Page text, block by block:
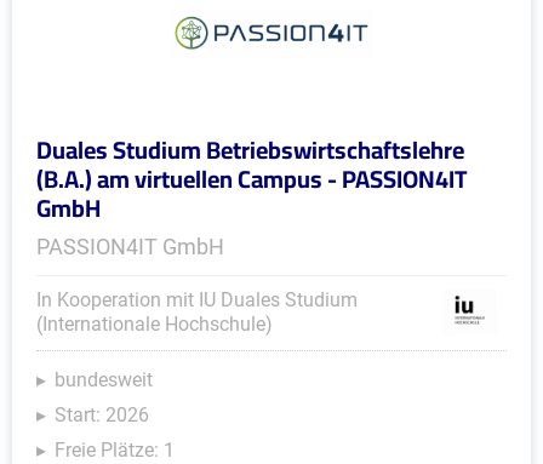
Duales Studium Betriebswirtschaftslehre
(B.A.) am virtuellen Campus - PASSION4IT
GmbH
PASSION4IT GmbH
In Kooperation mit IU Duales Studium
(Internationale Hochschule)
bundesweit
Start: 2026
Freie Plätze: 1